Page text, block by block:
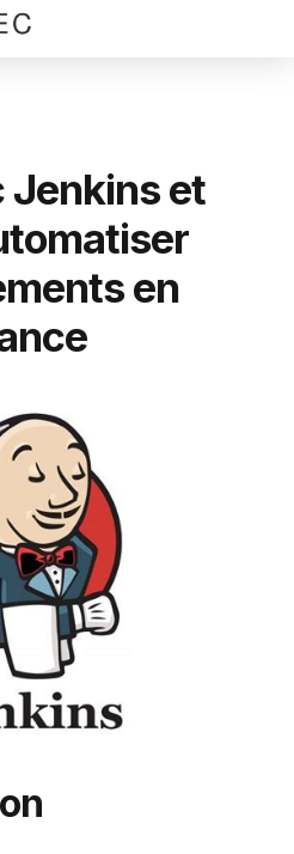
Jenkins et
en